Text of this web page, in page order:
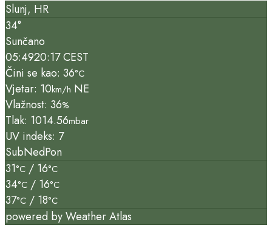
Slunj, HR
34°
Sunčano
05:4920:17 CEST
Čini se kao: 36°C
Vjetar: 10km/h NE
Vlažnost: 36%
Tlak: 1014.56mbar
UV indeks: 7
SubNedPon
31°C / 16°C
34°C / 16°C
37°C / 18°C
powered byWeather Atlas